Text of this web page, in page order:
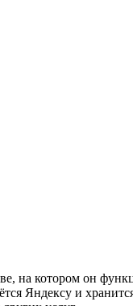
на котором он
Яндексу и